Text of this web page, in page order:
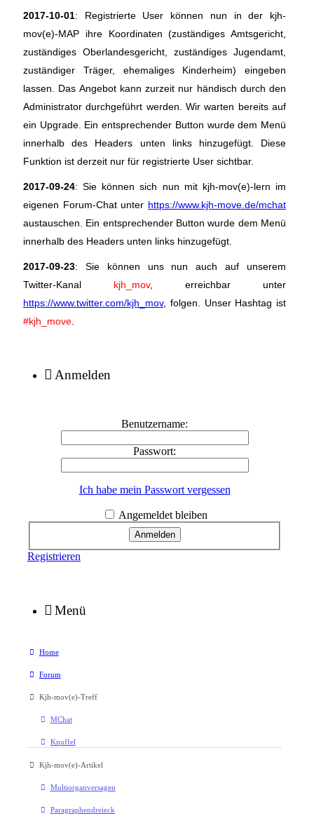
2017-10-01: Registrierte User können nun in der kjh-
mov(e)-MAP ihre Koordinaten (zuständiges Amtsgericht,
zuständiges Oberlandesgericht, zuständiges Jugendamt,
zuständiger Träger, ehemaliges Kinderheim) eingeben
lassen. Das Angebot kann zurzeit nur händisch durch den
Administrator durchgeführt werden. Wir warten bereits auf
ein Upgrade. Ein entsprechender Button wurde dem Menü
innerhalb des Headers unten links hinzugefügt. Diese
Funktion ist derzeit nur für registrierte User sichtbar.
2017-09-24: Sie können sich nun mit kjh-mov(e)-lern im
eigenen Forum-Chat unter https://www.kjh-move.de/mchat
austauschen. Ein entsprechender Button wurde dem Menü
innerhalb des Headers unten links hinzugefügt.
2017-09-23: Sie können uns nun auch auf unserem
Twitter-Kanal kjh_mov, erreichbar unter
https://www.twitter.com/kjh_mov, folgen. Unser Hashtag ist
#kjh_move.
Anmelden
Benutzername:
Passwort:
Ich habe mein Passwort vergessen
Angemeldet bleiben
Registrieren
Menü
Home
Forum
Kjh-mov(e)-Treff
MChat
Knuffel
Kjh-mov(e)-Artikel
Multiorganversagen
Paragraphendreieck